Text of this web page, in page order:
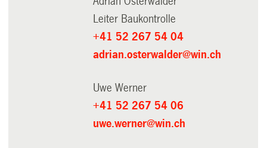
Leiter Baukontrolle
+41 52 267 54 04
adrian.osterwalder@win.ch
Uwe Werner
+41 52 267 54 06
uwe.werner@win.ch